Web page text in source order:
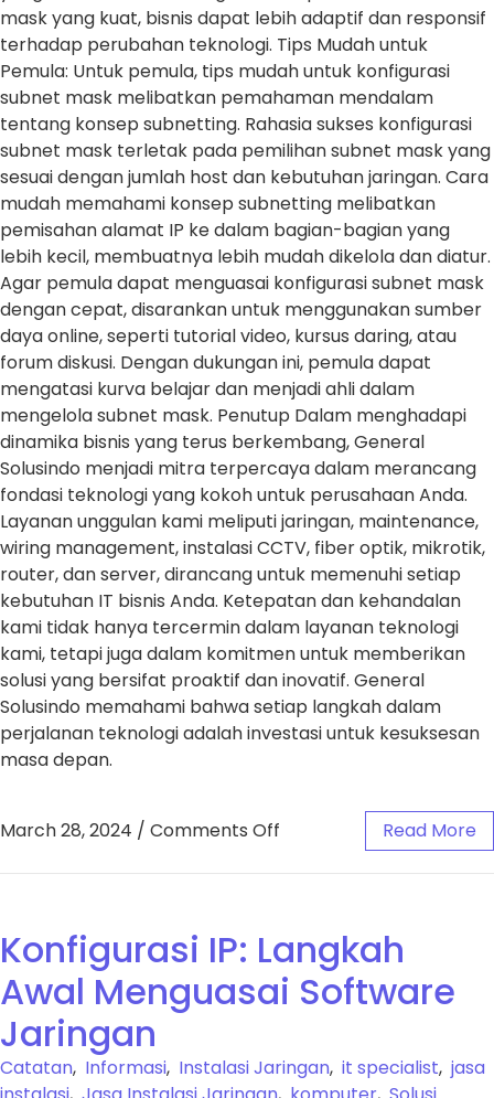
mask yang kuat, bisnis dapat lebih adaptif dan responsif
terhadap perubahan teknologi. Tips Mudah untuk
Pemula: Untuk pemula, tips mudah untuk konfigurasi
subnet mask melibatkan pemahaman mendalam
tentang konsep subnetting. Rahasia sukses konfigurasi
subnet mask terletak pada pemilihan subnet mask yang
sesuai dengan jumlah host dan kebutuhan jaringan. Cara
mudah memahami konsep subnetting melibatkan
pemisahan alamat IP ke dalam bagian-bagian yang
lebih kecil, membuatnya lebih mudah dikelola dan diatur.
Agar pemula dapat menguasai konfigurasi subnet mask
dengan cepat, disarankan untuk menggunakan sumber
daya online, seperti tutorial video, kursus daring, atau
forum diskusi. Dengan dukungan ini, pemula dapat
mengatasi kurva belajar dan menjadi ahli dalam
mengelola subnet mask. Penutup Dalam menghadapi
dinamika bisnis yang terus berkembang, General
Solusindo menjadi mitra terpercaya dalam merancang
fondasi teknologi yang kokoh untuk perusahaan Anda.
Layanan unggulan kami meliputi jaringan, maintenance,
wiring management, instalasi CCTV, fiber optik, mikrotik,
router, dan server, dirancang untuk memenuhi setiap
kebutuhan IT bisnis Anda. Ketepatan dan kehandalan
kami tidak hanya tercermin dalam layanan teknologi
kami, tetapi juga dalam komitmen untuk memberikan
solusi yang bersifat proaktif dan inovatif. General
Solusindo memahami bahwa setiap langkah dalam
perjalanan teknologi adalah investasi untuk kesuksesan
masa depan.
March 28, 2024 / Comments Off Read More
Konfigurasi IP: Langkah
Awal Menguasai Software
Jaringan
Catatan, Informasi, Instalasi Jaringan, it specialist, jasa